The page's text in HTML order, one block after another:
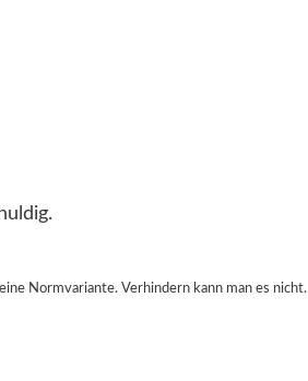
Normvariante. Verhindern kann man es nicht.